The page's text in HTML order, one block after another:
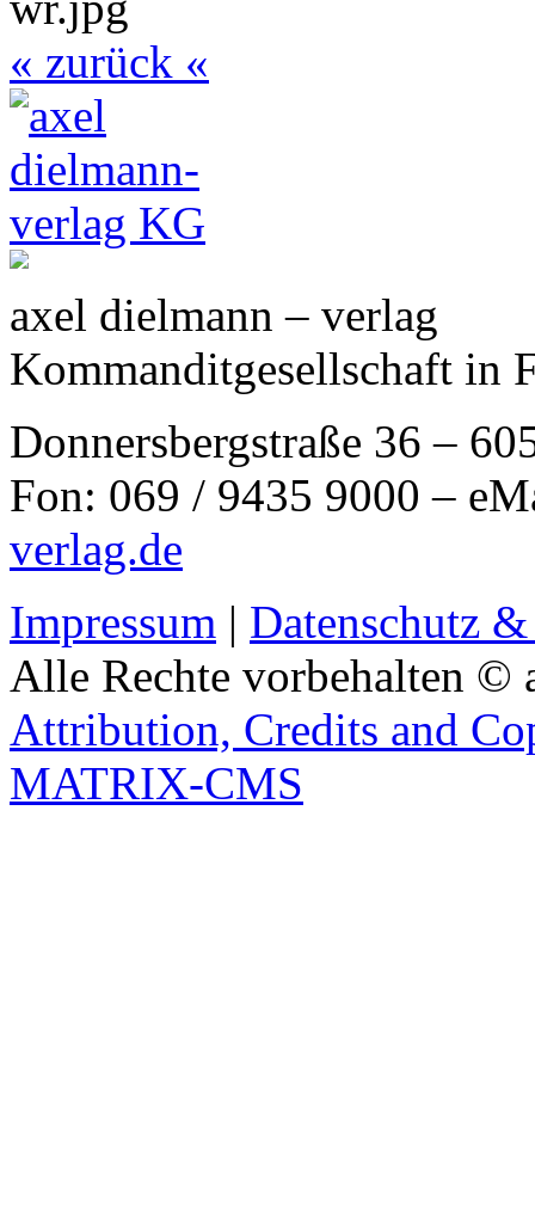
« zurück «
axel dielmann – verlag
Kommanditgesellschaft in
Donnersbergstraße 36 –
Fon: 069 / 9435 9000 –
verlag.de
Impressum | Datenschutz
Alle Rechte vorbehalten ©
Attribution, Credits and
MATRIX-CMS